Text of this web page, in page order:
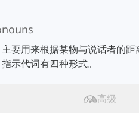
要用来根据某物与说话者的距
示代词有四种形式。
高级